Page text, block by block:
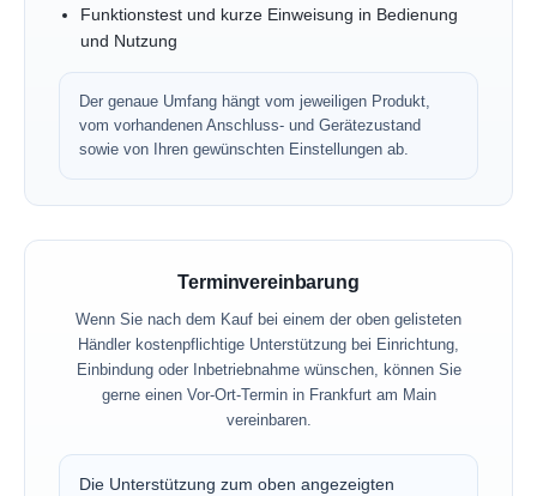
Funktionstest und kurze Einweisung in Bedienung
und Nutzung
Der genaue Umfang hängt vom jeweiligen Produkt,
vom vorhandenen Anschluss- und Gerätezustand
sowie von Ihren gewünschten Einstellungen ab.
Terminvereinbarung
Wenn Sie nach dem Kauf bei einem der oben gelisteten
Händler kostenpflichtige Unterstützung bei Einrichtung,
Einbindung oder Inbetriebnahme wünschen, können Sie
gerne einen Vor-Ort-Termin in Frankfurt am Main
vereinbaren.
Die Unterstützung zum oben angezeigten